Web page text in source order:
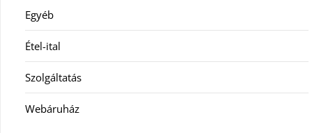
Egyéb
Étel-ital
Szolgáltatás
Webáruház